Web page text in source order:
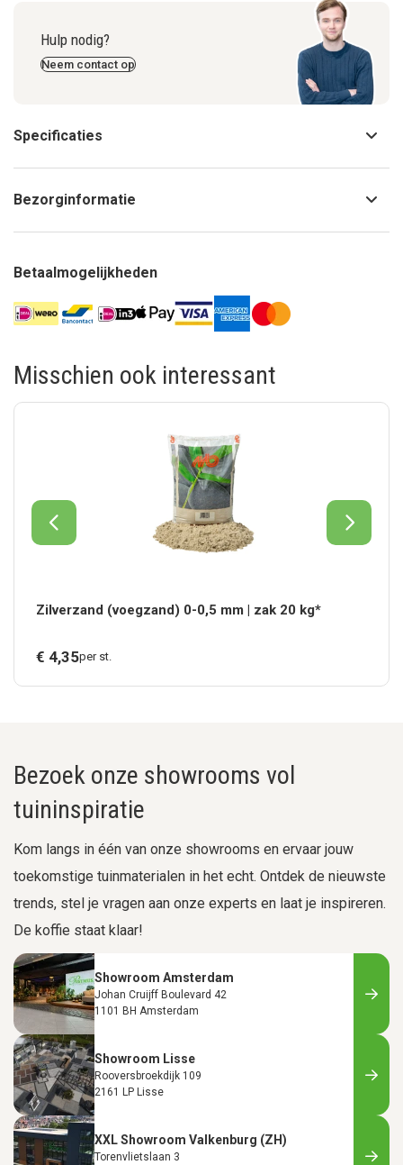
Hulp nodig?
Neem contact op
Specificaties
Bezorginformatie
Betaalmogelijkheden
Misschien ook interessant
Zilverzand (voegzand) 0-0,5 mm | zak 20 kg*
€ 4,35per st.
Bezoek onze showrooms vol
tuininspiratie
Kom langs in één van onze showrooms en ervaar jouw
toekomstige tuinmaterialen in het echt. Ontdek de nieuwste
trends, stel je vragen aan onze experts en laat je inspireren.
De koffie staat klaar!
Showroom Amsterdam
Johan Cruijff Boulevard 42
1101 BH Amsterdam
Showroom Lisse
Rooversbroekdijk 109
2161 LP Lisse
XXL Showroom Valkenburg (ZH)
Torenvlietslaan 3